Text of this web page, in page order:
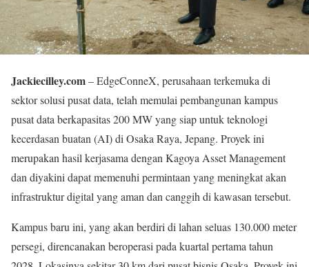
Jackiecilley.com– EdgeConneX, perusahaan terkemuka di
sektor solusi pusat data, telah memulai pembangunan kampus
pusat data berkapasitas 200 MW yang siap untuk teknologi
kecerdasan buatan (AI) di Osaka Raya, Jepang. Proyek ini
merupakan hasil kerjasama dengan Kagoya Asset Management
dan diyakini dapat memenuhi permintaan yang meningkat akan
infrastruktur digital yang aman dan canggih di kawasan tersebut.
Kampus baru ini, yang akan berdiri di lahan seluas 130.000 meter
persegi, direncanakan beroperasi pada kuartal pertama tahun